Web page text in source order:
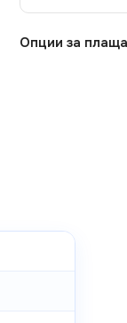
Опции за